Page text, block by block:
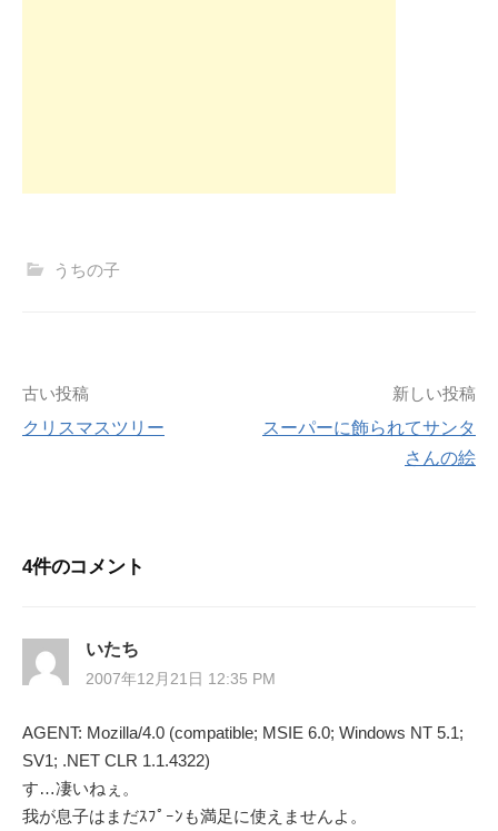
うちの子
投
ビ
ー
シ
ョ
ン
古い投稿
クリスマスツリー
新しい投稿
スーパーに飾られてサンタ
さんの絵
4件のコメント
いたち
2007年12月21日 12:35 PM
AGENT: Mozilla/4.0 (compatible; MSIE 6.0; Windows NT 5.1;
SV1; .NET CLR 1.1.4322)
す…凄いねぇ。
我が息子はまだｽﾌﾟｰﾝも満足に使えませんよ。